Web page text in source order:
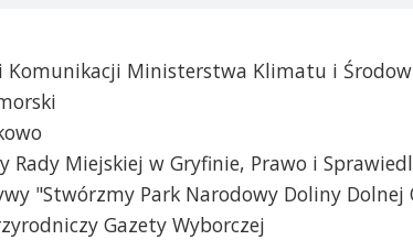
Komunikacji Ministerstwa Klimatu i
Rady Miejskiej w Gryfinie, Prawo i
"Stwórzmy Park Narodowy Doliny Dolnej
Gazety Wyborczej